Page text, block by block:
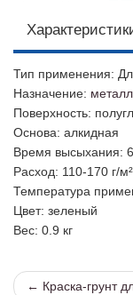
Тип применения:
Назначение: металл
Поверхность:
Основа: алкидная
Время высыхания:
Расход: 110-170 г/м²
Температура
Цвет: зеленый
Вес: 0.9 кг
← Краска-грунт